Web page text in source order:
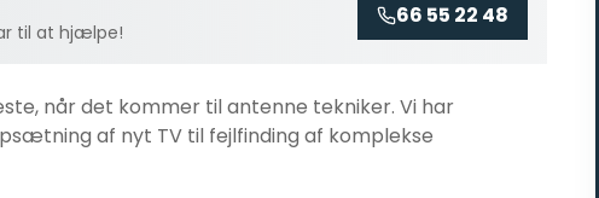
til at hjælpe!
66 55 22 48
når det kommer tilantenne tekniker. Vi har
af nyt TV til fejlfinding af komplekse